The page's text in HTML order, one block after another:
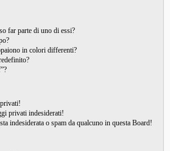
far parte di uno di essi?
in colori differenti?
privati indesiderati!
indesiderata o spam da qualcuno in questa Board!